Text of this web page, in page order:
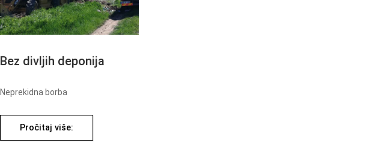
Bez divljih deponija
Neprekidna borba
Pročitaj više: